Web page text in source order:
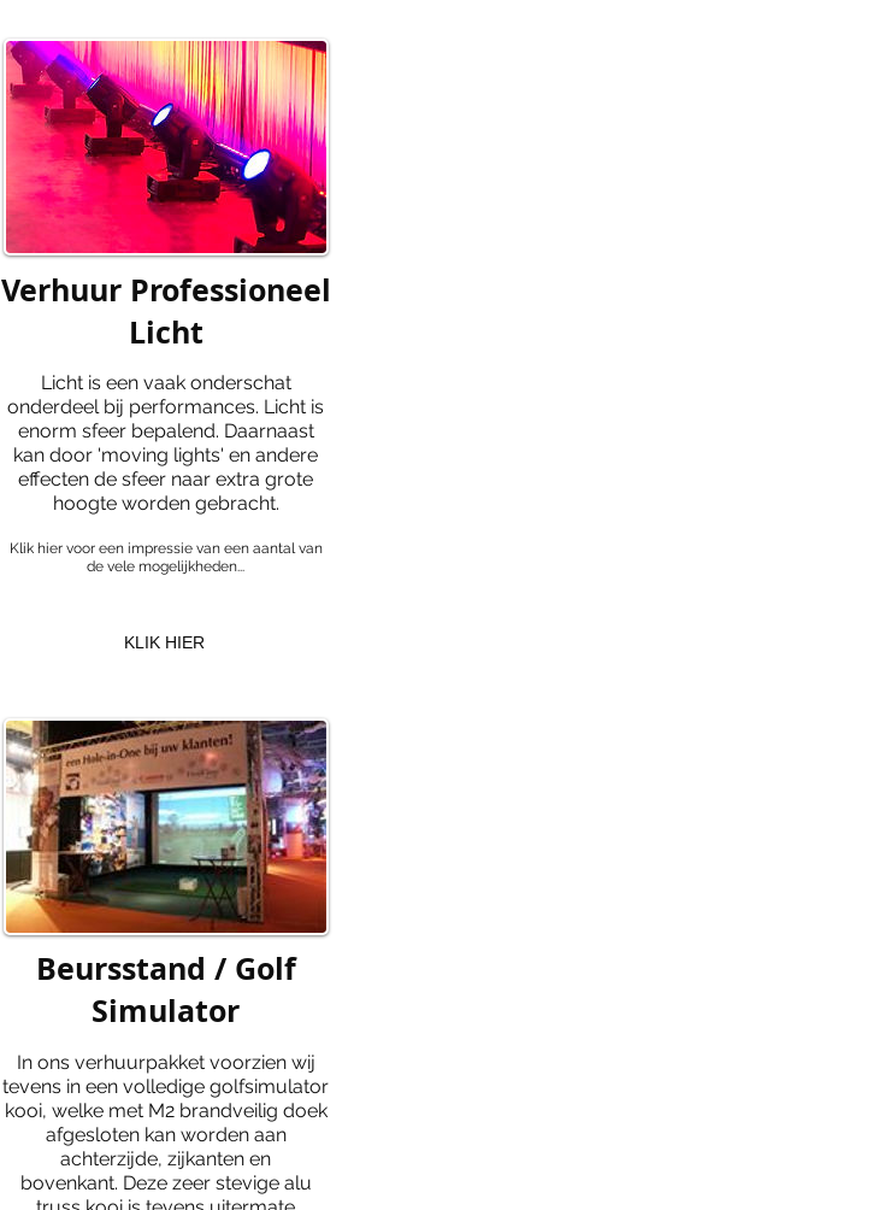
Verhuur Professioneel
Licht
Licht is een vaak onderschat
onderdeel bij performances. Licht is
enorm sfeer bepalend. Daarnaast
kan door 'moving lights' en andere
effecten de sfeer naar extra grote
hoogte worden gebracht.
Klik hier voor een impressie van een aantal van
de vele mogelijkheden...
KLIK HIER
Beursstand / Golf
Simulator
In ons verhuurpakket voorzien wij
tevens in een volledige golfsimulator
kooi, welke met M2 brandveilig doek
afgesloten kan worden aan
achterzijde, zijkanten en
bovenkant. Deze zeer stevige alu